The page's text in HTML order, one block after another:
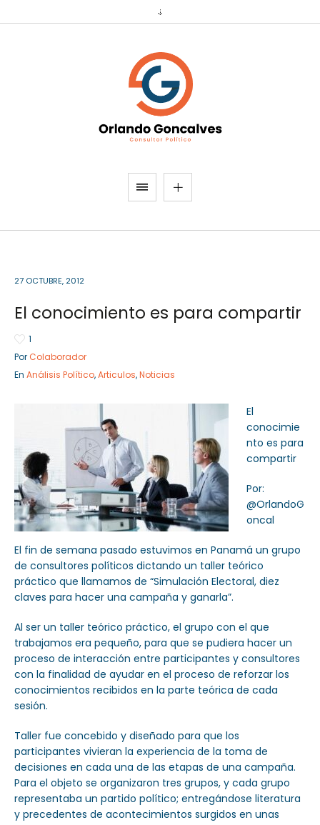
27 OCTUBRE, 2012
El conocimiento es para compartir
1
Por Colaborador
En Análisis Político,Articulos,Noticias
El
conocimie
nto es para
compartir
Por:
@OrlandoG
oncal
El fin de semana pasado estuvimos en Panamá un grupo
de consultores políticos dictando un taller teórico
práctico que llamamos de “Simulación Electoral, diez
claves para hacer una campaña y ganarla”.
Al ser un taller teórico práctico, el grupo con el que
trabajamos era pequeño, para que se pudiera hacer un
proceso de interacción entre participantes y consultores
con la finalidad de ayudar en el proceso de reforzar los
conocimientos recibidos en la parte teórica de cada
sesión.
Taller fue concebido y diseñado para que los
participantes vivieran la experiencia de la toma de
decisiones en cada una de las etapas de una campaña.
Para el objeto se organizaron tres grupos, y cada grupo
representaba un partido político; entregándose literatura
y precedentes de acontecimientos surgidos en unas